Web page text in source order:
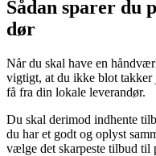
Sådan sparer du
dør
Når du skal have en
vigtigt, at du ikke blot takker
få fra din lokale leverandør.
Du skal derimod indhente
du har et godt og oplyst
vælge det skarpeste tilbud til